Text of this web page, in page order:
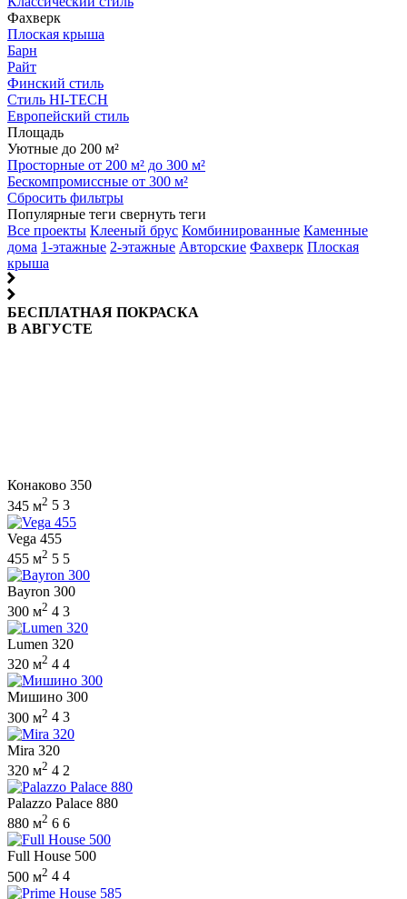
Фахверк
Плоская крыша
Барн
Райт
Финский стиль
Стиль HI-TECH
Европейский стиль
Площадь
Уютные до 200 м²
Просторные от 200 м² до 300 м²
Бескомпромиссные от 300 м²
Сбросить фильтры
Популярные теги свернуть теги
Все проекты Клееный брус Комбинированные Каменные
дома 1-этажные 2-этажные Авторские Фахверк Плоская
крыша
БЕСПЛАТНАЯ ПОКРАСКА
В АВГУСТЕ
Конаково 350
345 м2 5 3
Vega 455
455 м2 5 5
Bayron 300
300 м2 4 3
Lumen 320
320 м2 4 4
Мишино 300
300 м2 4 3
Mira 320
320 м2 4 2
Palazzo Palace 880
880 м2 6 6
Full House 500
500 м2 4 4